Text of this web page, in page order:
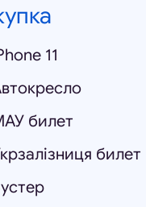
11
билет
билет